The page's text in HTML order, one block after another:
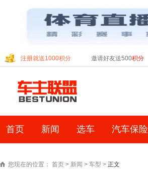
注册就送1000积分 邀请好友送500积分
首页 新闻 选车 汽车保险
您现在的位置： 首页 > 新闻 > 车型 > 正文